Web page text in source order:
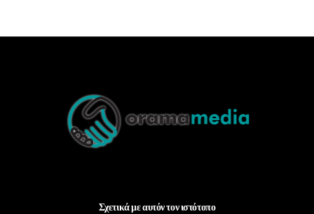
Top
Σχετικά με αυτόν τον ιστότοπο